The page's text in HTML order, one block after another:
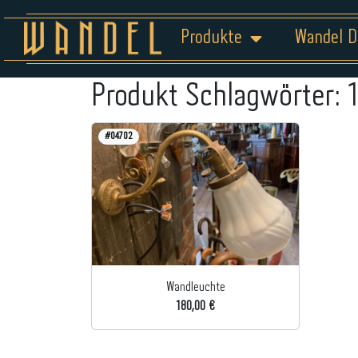
Produkte Wandel
Produkt Schlagwörter:
#04702
Wandleuchte
180,00 €